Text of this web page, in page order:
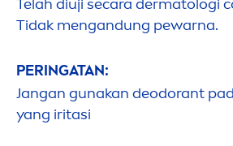
Telah diuji secara dermatologi
Tidak mengandung pewarna.
PERINGATAN:
Jangan gunakan deodorant
yang iritasi